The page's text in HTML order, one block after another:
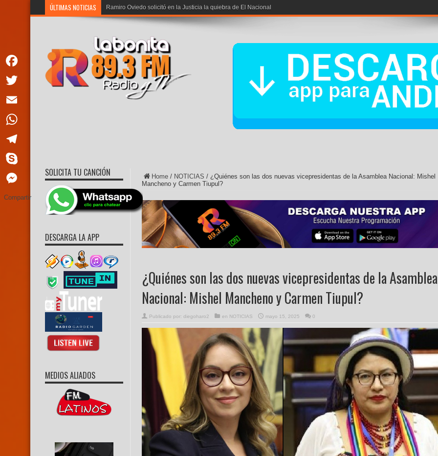
ÚLTIMAS NOTICIAS Ramiro Oviedo solicitó en la Justicia la quiebra de El Nacional
Home / NOTICIAS / ¿Quiénes son las dos nuevas vicepresidentas de la Asamblea Nacional: Mishel
Mancheno y Carmen Tiupul?
¿Quiénes son las dos nuevas vicepresidentas de la Asamblea
Nacional: Mishel Mancheno y Carmen Tiupul?
Publicado por: diegoharo2 en NOTICIAS mayo 15, 2025 0
SOLICITA TU CANCIÓN
DESCARGA LA APP
MEDIOS ALIADOS
Facebook
Twitter
Email
WhatsApp
Telegram
Skype
Messenger
Compartir